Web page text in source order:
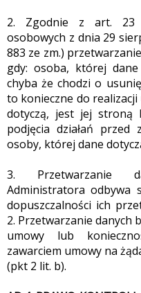
2. Zgodnie z art. 23
osobowych z dnia 29
883 ze zm.)
gdy: osoba, której
chyba że chodzi o
to konieczne do
dotyczą, jest jej
podjęcia działań przed
osoby, której dane
3. Przetwarzanie
Administratora odbywa
dopuszczalności ich
2. Przetwarzanie danych
umowy lub
zawarciem umowy na
(pkt 2 lit. b).